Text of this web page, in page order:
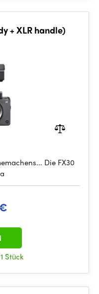
+ XLR handle)
Die FX30
1 Stück